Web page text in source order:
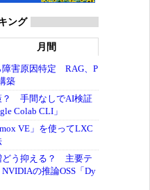
ング
月間
障害原因特定 RAG、P
築
？ 手間なしでAI検証
Colab CLI」
VE」を使ってLXC
どう抑える？ 主要テ
の推論OSS「Dy